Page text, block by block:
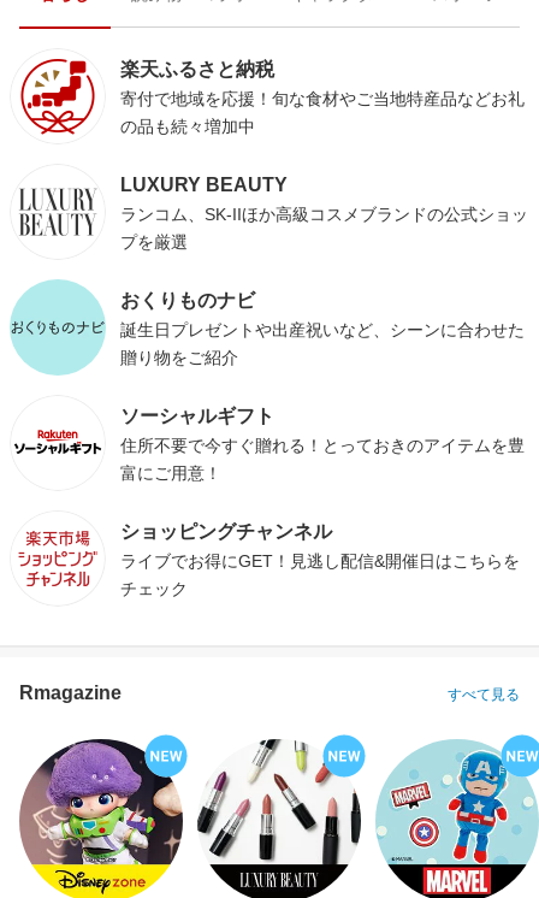
楽天ふるさと納税
寄付で地域を応援！旬な食材やご当地特産品などお礼
の品も続々増加中
LUXURY BEAUTY
ランコム、SK-IIほか高級コスメブランドの公式ショッ
プを厳選
おくりものナビ
誕生日プレゼントや出産祝いなど、シーンに合わせた
贈り物をご紹介
ソーシャルギフト
住所不要で今すぐ贈れる！とっておきのアイテムを豊
富にご用意！
ショッピングチャンネル
ライブでお得にGET！見逃し配信&開催日はこちらを
チェック
Rmagazine すべて見る